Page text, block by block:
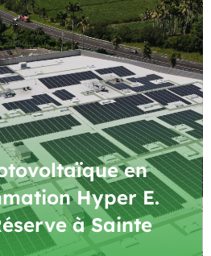
en
Hyper E.
à Sainte